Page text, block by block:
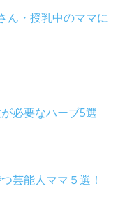
ん・授乳中のママに
必要なハーブ5選
芸能人ママ５選！